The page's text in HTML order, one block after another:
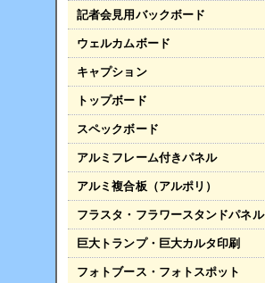
記者会見用バックボード
ウェルカムボード
キャプション
トップボード
スペックボード
アルミフレーム付きパネル
アルミ複合板（アルポリ）
フラスタ・フラワースタンドパネル
巨大トランプ・巨大カルタ印刷
フォトブース・フォトスポット